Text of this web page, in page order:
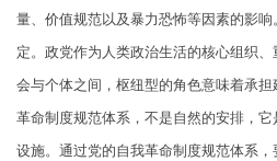
量、价值规范以及暴力恐怖等因素的影
定。政党作为人类政治生活的核心组织
会与个体之间，枢纽型的角色意味着承
革命制度规范体系，不是自然的安排，
设施。通过党的自我革命制度规范体系